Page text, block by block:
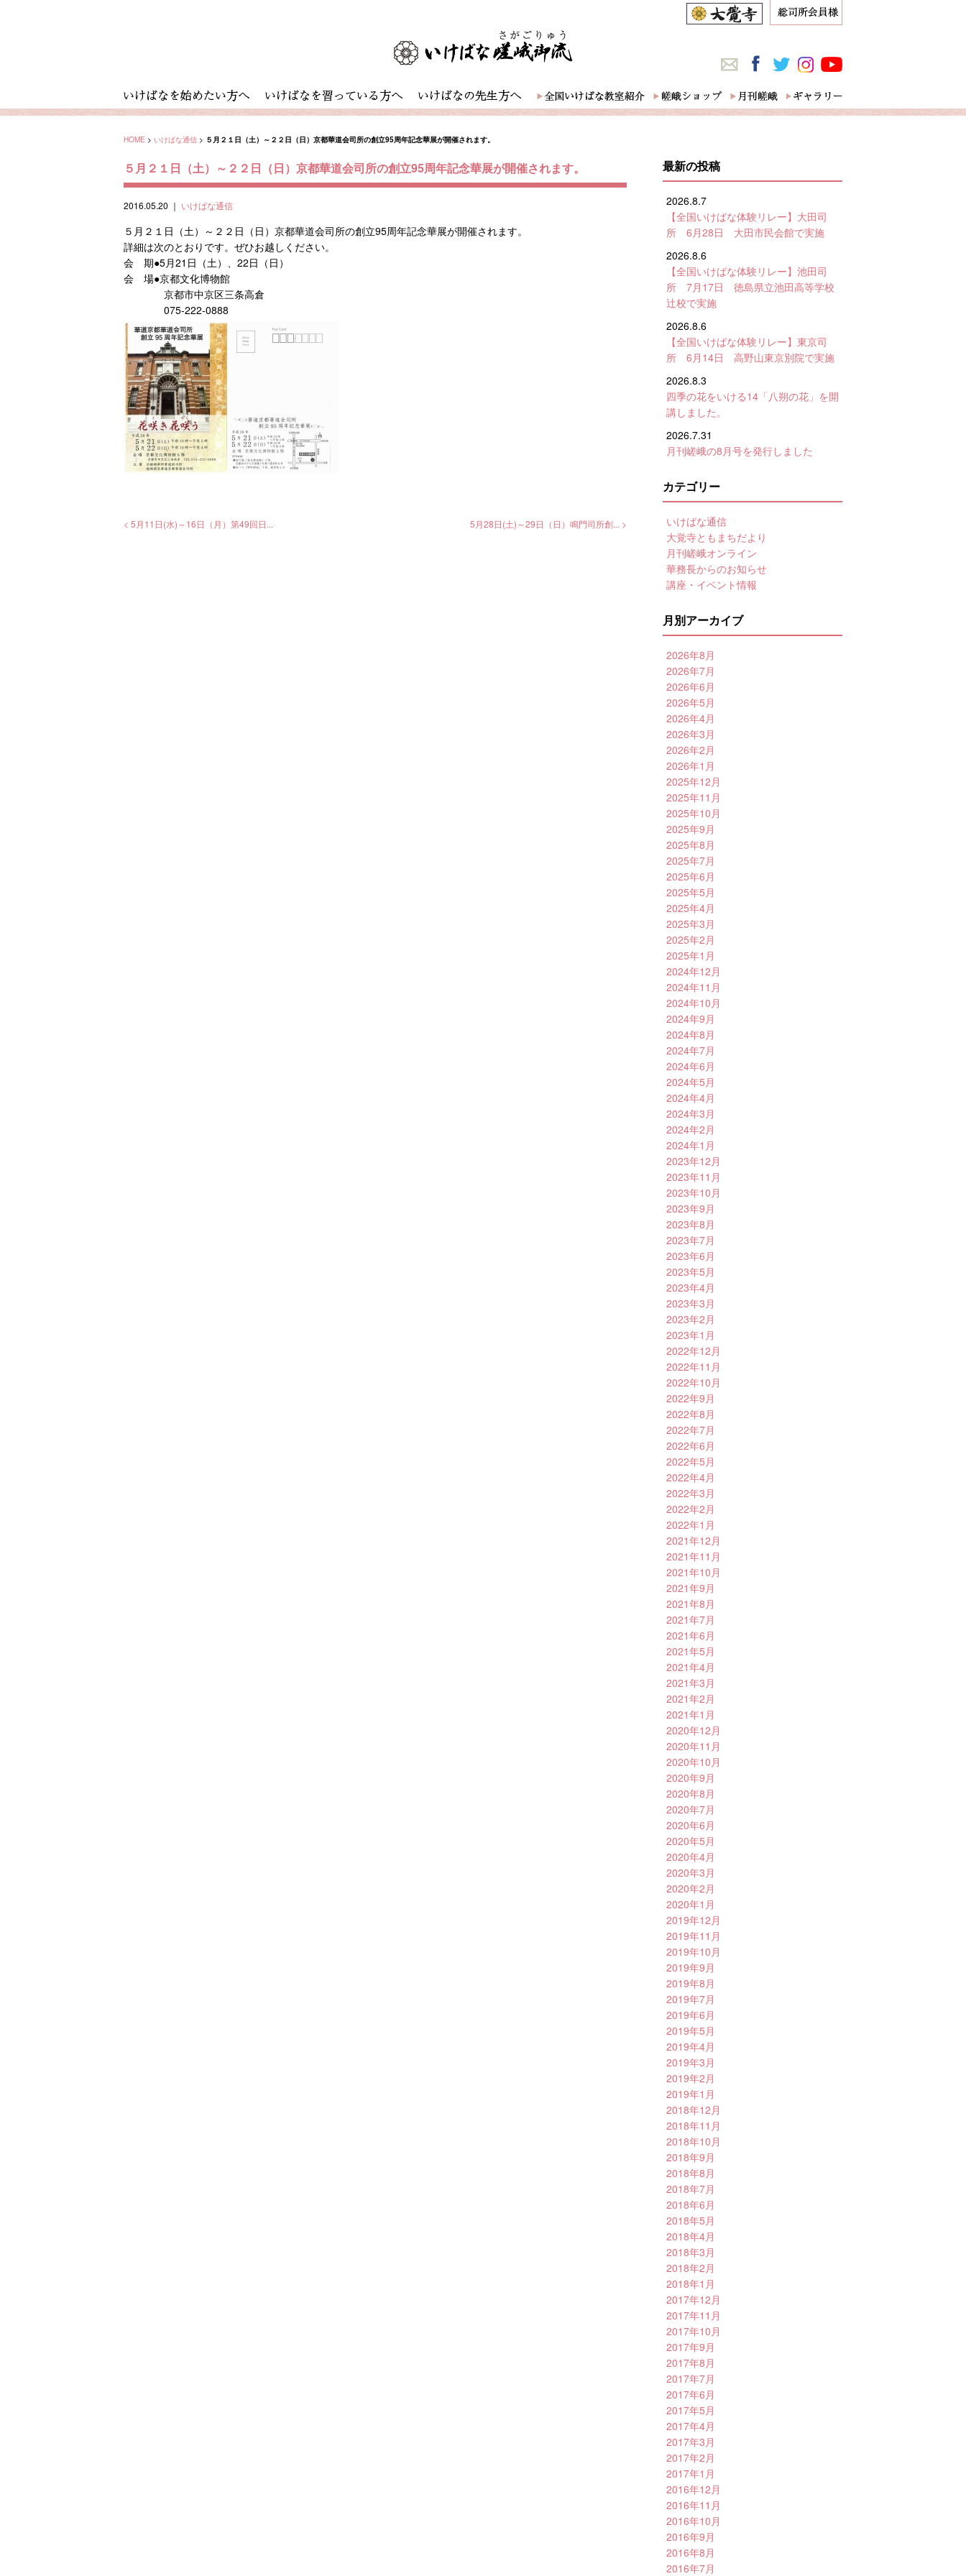
HOME > いけばな通信 > ５月２１日（土）～２２日（日）京都華道会司所の創立95周年記念華展が開催されます。
５月２１日（土）～２２日（日）京都華道会司所の創立95周年記念華展が開催されます。
2016.05.20 ｜ いけばな通信
５月２１日（土）～２２日（日）京都華道会司所の創立95周年記念華展が開催されます。
詳細は次のとおりです。ぜひお越しください。
会 期●5月21日（土）、22日（日）
会 場●京都文化博物館
京都市中京区三条高倉
075-222-0888
< 5月11日(水)～16日（月）第49回日... 5月28日(土)～29日（日）鳴門司所創... >
最新の投稿
2026.8.7
【全国いけばな体験リレー】大田司
所 6月28日 大田市民会館で実施
2026.8.6
【全国いけばな体験リレー】池田司
所 7月17日 徳島県立池田高等学校
辻校で実施
2026.8.6
【全国いけばな体験リレー】東京司
所 6月14日 高野山東京別院で実施
2026.8.3
四季の花をいける14「八朔の花」を開
講しました。
2026.7.31
月刊嵯峨の8月号を発行しました
カテゴリー
いけばな通信
大覚寺ともまちだより
月刊嵯峨オンライン
華務長からのお知らせ
講座・イベント情報
月別アーカイブ
2026年8月
2026年7月
2026年6月
2026年5月
2026年4月
2026年3月
2026年2月
2026年1月
2025年12月
2025年11月
2025年10月
2025年9月
2025年8月
2025年7月
2025年6月
2025年5月
2025年4月
2025年3月
2025年2月
2025年1月
2024年12月
2024年11月
2024年10月
2024年9月
2024年8月
2024年7月
2024年6月
2024年5月
2024年4月
2024年3月
2024年2月
2024年1月
2023年12月
2023年11月
2023年10月
2023年9月
2023年8月
2023年7月
2023年6月
2023年5月
2023年4月
2023年3月
2023年2月
2023年1月
2022年12月
2022年11月
2022年10月
2022年9月
2022年8月
2022年7月
2022年6月
2022年5月
2022年4月
2022年3月
2022年2月
2022年1月
2021年12月
2021年11月
2021年10月
2021年9月
2021年8月
2021年7月
2021年6月
2021年5月
2021年4月
2021年3月
2021年2月
2021年1月
2020年12月
2020年11月
2020年10月
2020年9月
2020年8月
2020年7月
2020年6月
2020年5月
2020年4月
2020年3月
2020年2月
2020年1月
2019年12月
2019年11月
2019年10月
2019年9月
2019年8月
2019年7月
2019年6月
2019年5月
2019年4月
2019年3月
2019年2月
2019年1月
2018年12月
2018年11月
2018年10月
2018年9月
2018年8月
2018年7月
2018年6月
2018年5月
2018年4月
2018年3月
2018年2月
2018年1月
2017年12月
2017年11月
2017年10月
2017年9月
2017年8月
2017年7月
2017年6月
2017年5月
2017年4月
2017年3月
2017年2月
2017年1月
2016年12月
2016年11月
2016年10月
2016年9月
2016年8月
2016年7月